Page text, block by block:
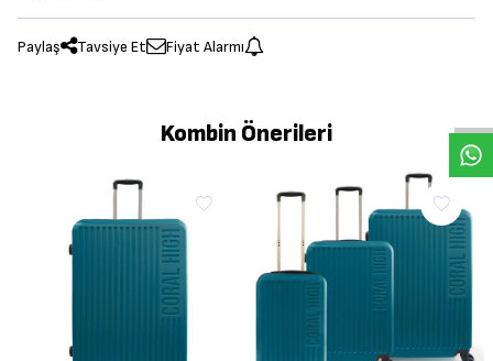
Paylaş Tavsiye Et Fiyat Alarmı
Kombin Önerileri